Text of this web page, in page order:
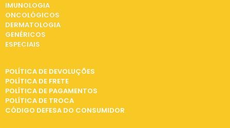
IMUNOLOGIA
ONCOLÓGICOS
DERMATOLOGIA
GENÉRICOS
ESPECIAIS
POLÍTICA DE DEVOLUÇÕES
POLÍTICA DE FRETE
POLÍTICA DE PAGAMENTOS
POLÍTICA DE TROCA
CÓDIGO DEFESA DO CONSUMIDOR